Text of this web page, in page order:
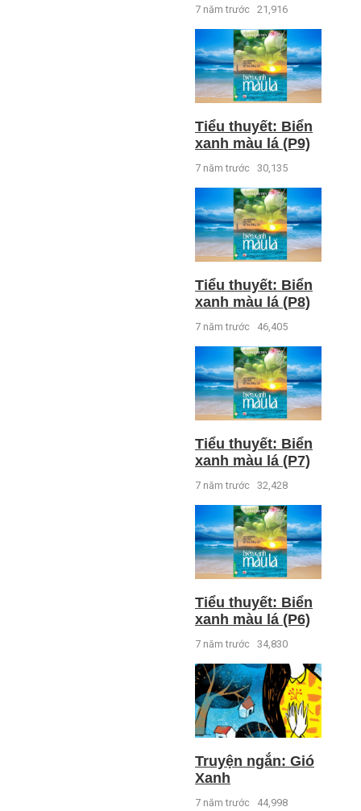
7 năm trước 21,916
Tiểu thuyết: Biển
xanh màu lá (P9)
7 năm trước 30,135
Tiểu thuyết: Biển
xanh màu lá (P8)
7 năm trước 46,405
Tiểu thuyết: Biển
xanh màu lá (P7)
7 năm trước 32,428
Tiểu thuyết: Biển
xanh màu lá (P6)
7 năm trước 34,830
Truyện ngắn: Gió
Xanh
7 năm trước 44,998